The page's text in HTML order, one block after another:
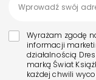
Wyrażam zgodę
informacji
działalnością
marką Świat
każdej chwili